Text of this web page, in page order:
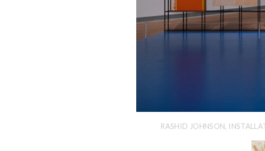
RASHID JOHNSON,